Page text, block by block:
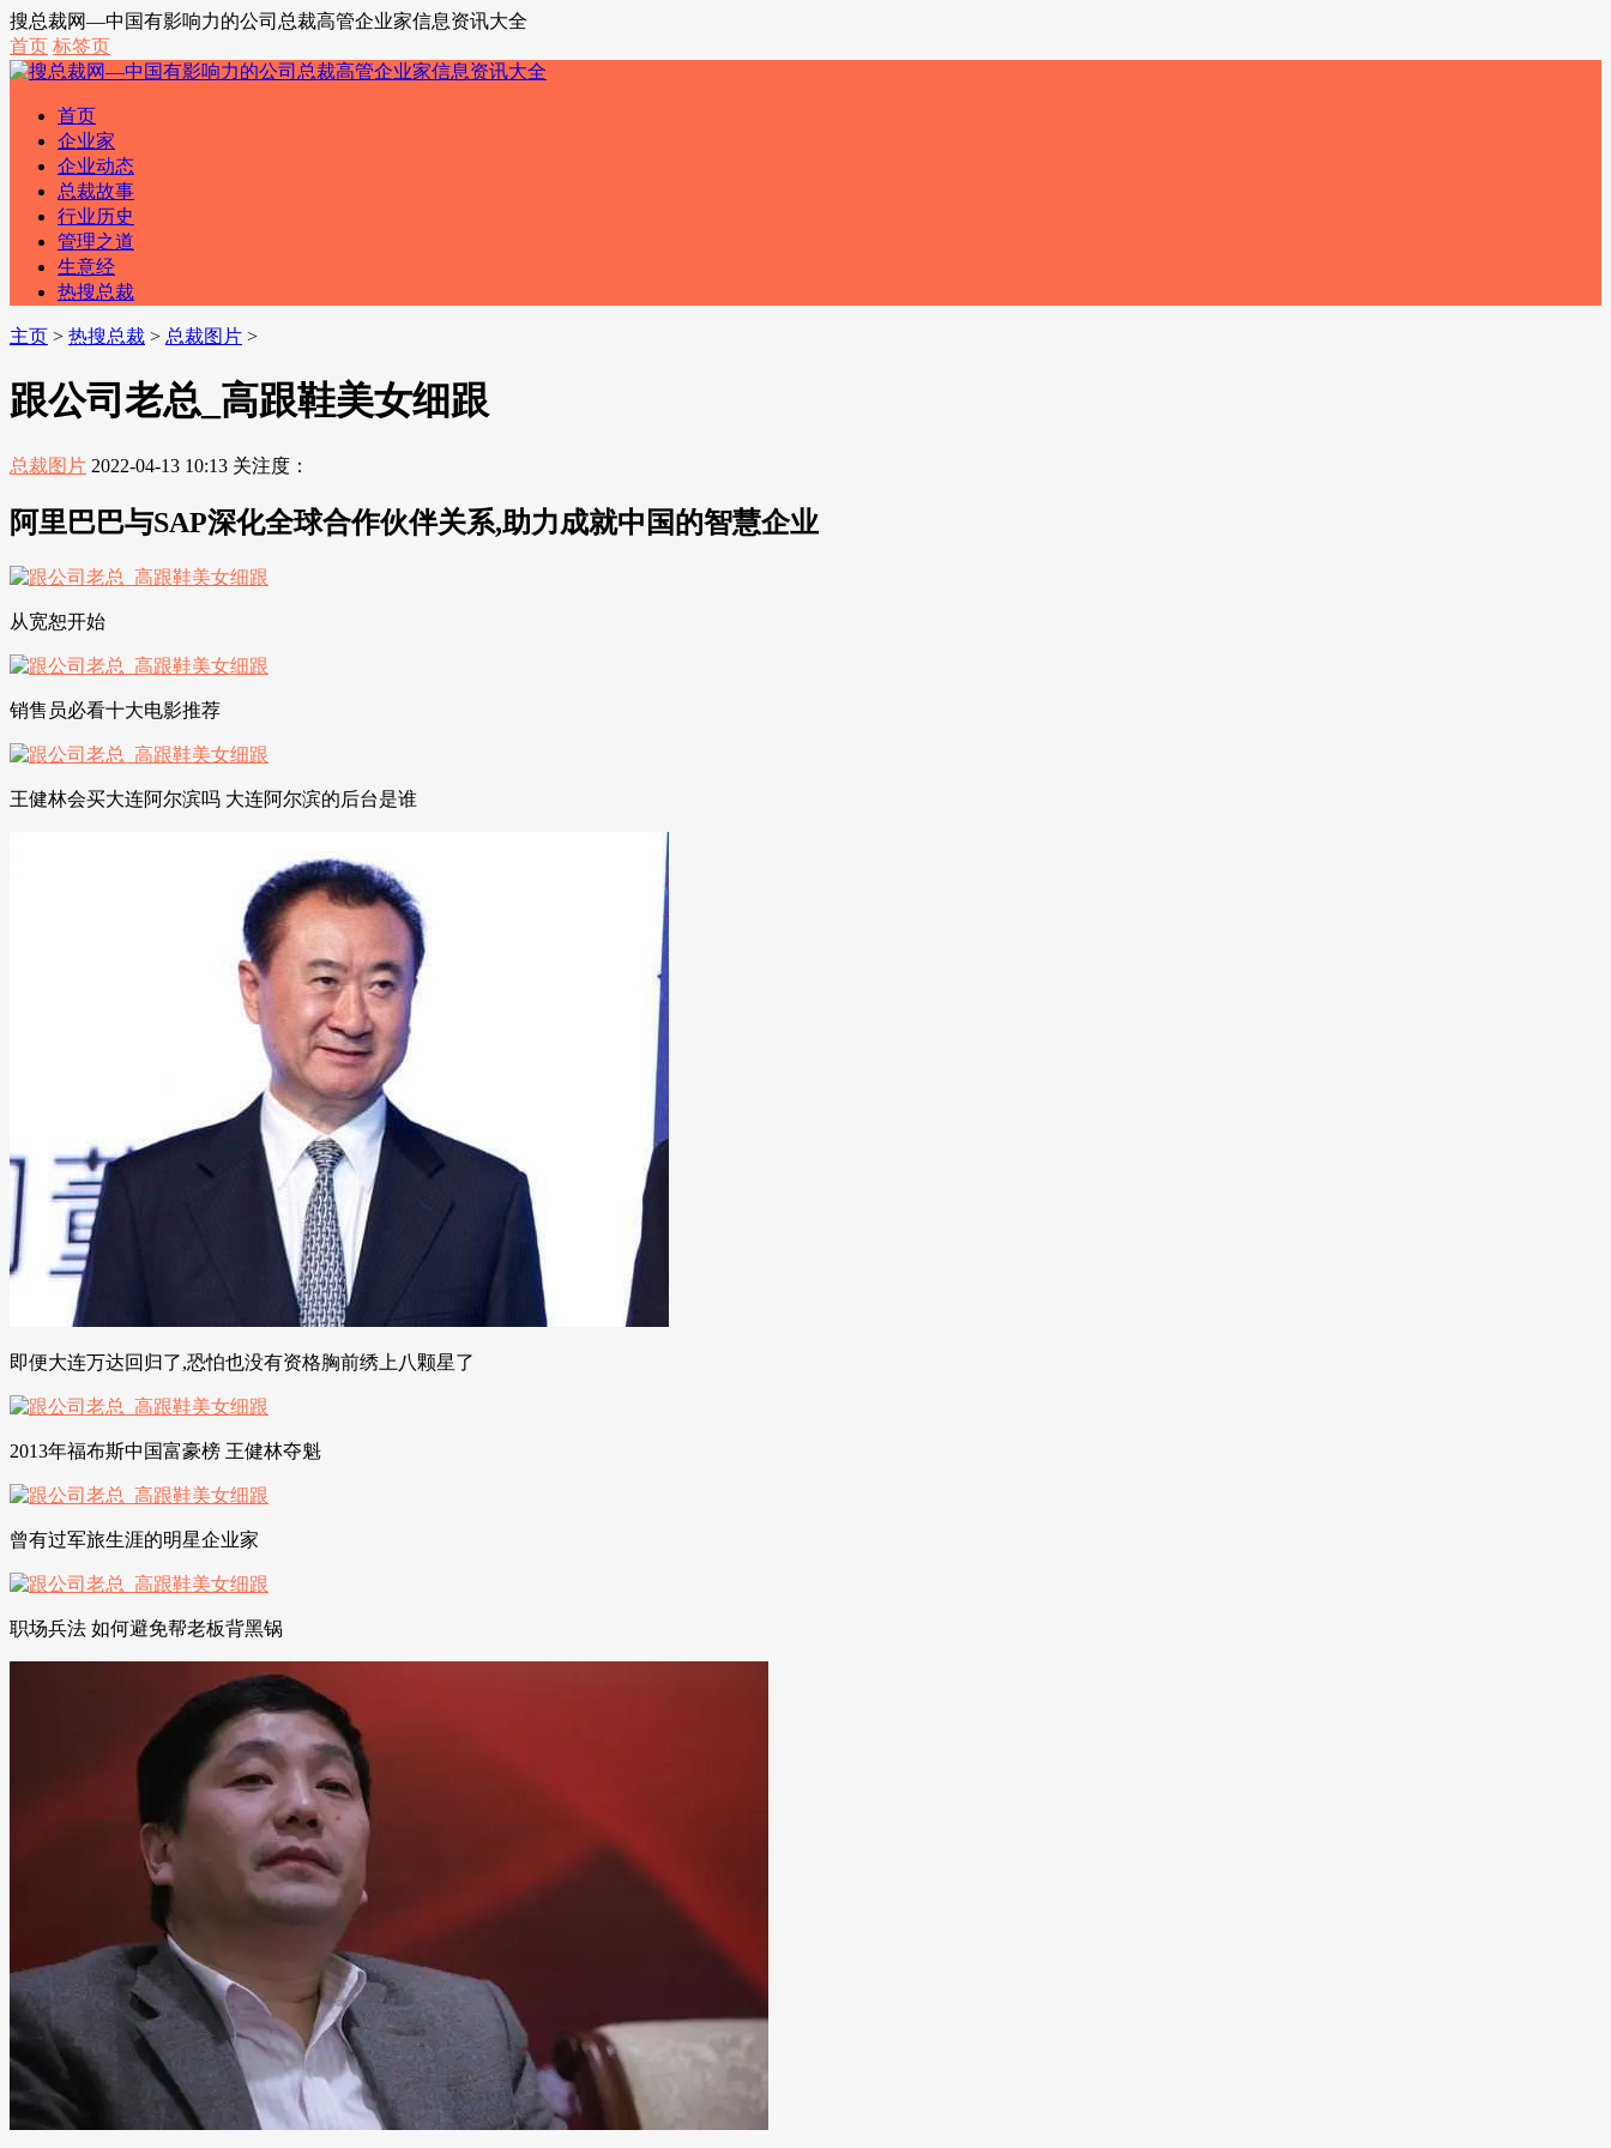
搜总裁网—中国有影响力的公司总裁高管企业家信息资讯大全
首页 标签页
首页
企业家
企业动态
总裁故事
行业历史
管理之道
生意经
热搜总裁
主页 > 热搜总裁 > 总裁图片 >
跟公司老总_高跟鞋美女细跟
总裁图片 2022-04-13 10:13 关注度：
阿里巴巴与SAP深化全球合作伙伴关系,助力成就中国的智慧企业
从宽恕开始
销售员必看十大电影推荐
王健林会买大连阿尔滨吗 大连阿尔滨的后台是谁
即便大连万达回归了,恐怕也没有资格胸前绣上八颗星了
2013年福布斯中国富豪榜 王健林夺魁
曾有过军旅生涯的明星企业家
职场兵法 如何避免帮老板背黑锅